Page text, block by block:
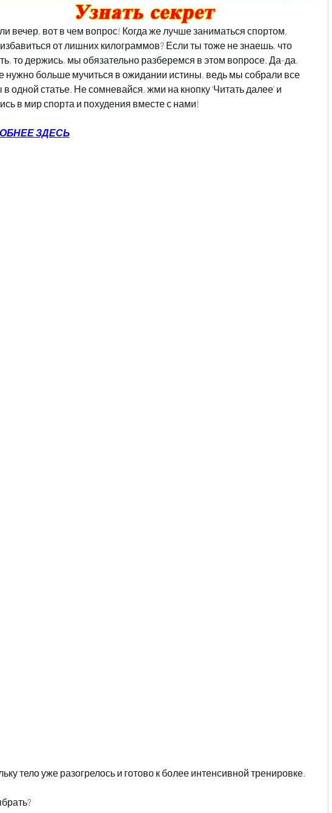
вечер, вот в чем вопрос! Когда же лучше заниматься спортом,
от лишних килограммов? Если ты тоже не знаешь, что
то держись, мы обязательно разберемся в этом вопросе. Да-да,
нужно больше мучиться в ожидании истины, ведь мы собрали все
в одной статье. Не сомневайся, жми на кнопку 'Читать далее' и
в мир спорта и похудения вместе с нами!
ЗДЕСЬ
тело уже разогрелось и готово к более интенсивной тренировке.